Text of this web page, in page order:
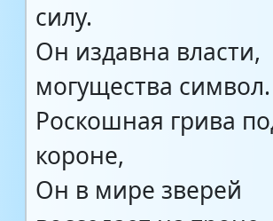
силу.
Он издавна власти,
могущества символ.
Роскошная грива
короне,
Он в мире зверей